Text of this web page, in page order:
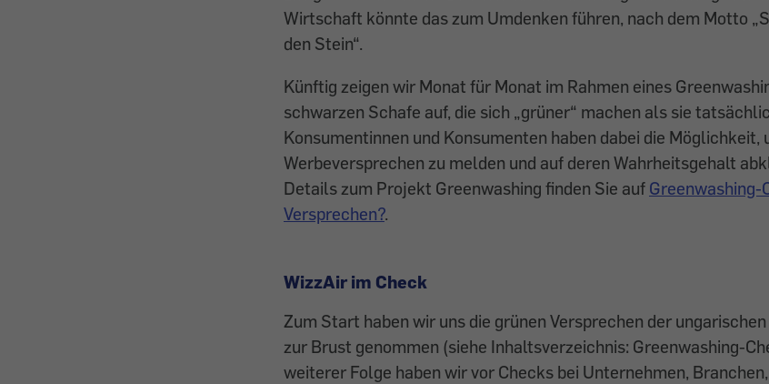
Wirtschaft könnte das zum Umdenken führen, nach dem Motto
den Stein“.
Künftig zeigen wir Monat für Monat im Rahmen eines
schwarzen Schafe auf, die sich „grüner“ machen als sie
Konsumentinnen und Konsumenten haben dabei die Möglichkeit,
Werbeversprechen zu melden und auf deren Wahrheitsgehalt
Details zum Projekt Greenwashing finden Sie auf Greenwashing-
Versprechen?.
WizzAir im Check
Zum Start haben wir uns die grünen Versprechen der
zur Brust genommen (siehe Inhaltsverzeichnis: Greenwashing-
weiterer Folge haben wir vor Checks bei Unternehmen,